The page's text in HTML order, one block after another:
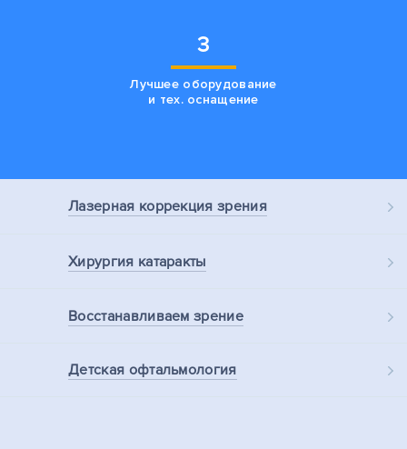
3
Лучшее оборудование
и тех. оснащение
Лазерная коррекция зрения
Хирургия катаракты
Восстанавливаемзрение
Детская офтальмология